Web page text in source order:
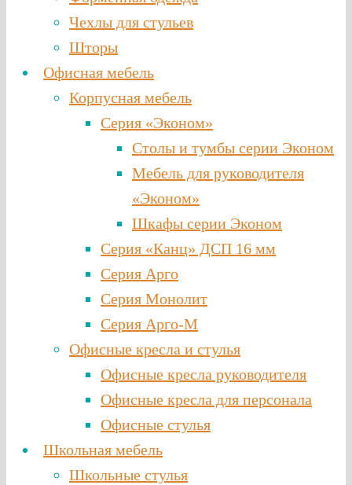
Чехлы для стульев
Шторы
Офисная мебель
Корпусная мебель
Серия «Эконом»
Столы и тумбы серии Эконом
Мебель для руководителя
«Эконом»
Шкафы серии Эконом
Серия «Канц» ДСП 16 мм
Серия Арго
Серия Монолит
Серия Арго-М
Офисные кресла и стулья
Офисные кресла руководителя
Офисные кресла для персонала
Офисные стулья
Школьная мебель
Школьные стулья